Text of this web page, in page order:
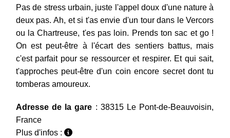
Pas de stress urbain, juste l'appel doux d'une nature à
deux pas. Ah, et si t'as envie d'un tour dans le Vercors
ou la Chartreuse, t'es pas loin. Prends ton sac et go !
On est peut-être à l'écart des sentiers battus, mais
c'est parfait pour se ressourcer et respirer. Et qui sait,
t'approches peut-être d'un coin encore secret dont tu
tomberas amoureux.
Adresse de la gare : 38315 Le Pont-de-Beauvoisin,
France
Plus d'infos :